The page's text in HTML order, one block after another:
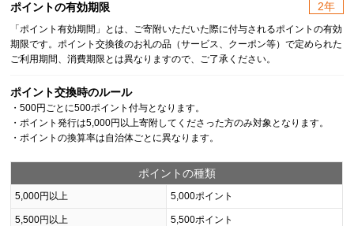
ポイントの有効期限 2年
「ポイント有効期間」とは、ご寄附いただいた際に付与されるポイントの有効
期限です。ポイント交換後のお礼の品（サービス、クーポン等）で定められた
ご利用期間、消費期限とは異なりますので、ご了承ください。
ポイント交換時のルール
・500円ごとに500ポイント付与となります。
・ポイント発行は5,000円以上寄附してくださった方のみ対象となります。
・ポイントの換算率は自治体ごとに異なります。
ポイントの種類
5,000円以上 5,000ポイント
5,500円以上 5,500ポイント